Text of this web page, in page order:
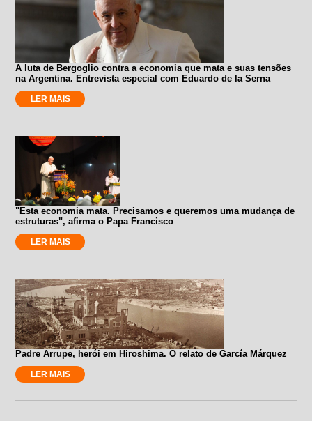
A luta de Bergoglio contra a economia que mata e suas tensões
na Argentina. Entrevista especial com Eduardo de la Serna
LER MAIS
"Esta economia mata. Precisamos e queremos uma mudança de
estruturas", afirma o Papa Francisco
LER MAIS
Padre Arrupe, herói em Hiroshima. O relato de García Márquez
LER MAIS